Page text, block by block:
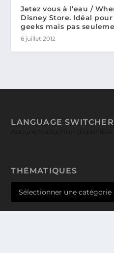
Jetez vous à l’eau /
Disney Store. Idéal
geeks mais pas
6 juillet 2012
LANGUAGE
THÉMATIQUES